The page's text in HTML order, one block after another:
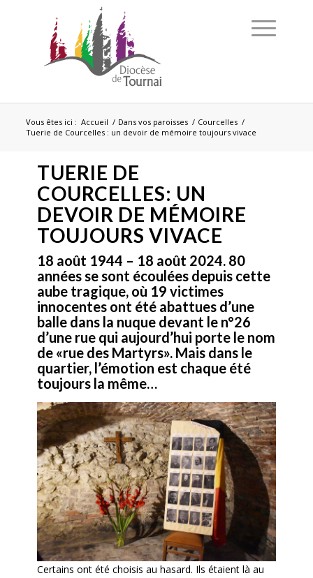
Vous êtes ici : Accueil / Dans vos paroisses / Courcelles /
Tuerie de Courcelles : un devoir de mémoire toujours vivace
TUERIE DE
COURCELLES: UN
DEVOIR DE MÉMOIRE
TOUJOURS VIVACE
18 août 1944 – 18 août 2024. 80
années se sont écoulées depuis cette
aube tragique, où 19 victimes
innocentes ont été abattues d’une
balle dans la nuque devant le n°26
d’une rue qui aujourd’hui porte le nom
de «rue des Martyrs». Mais dans le
quartier, l’émotion est chaque été
toujours la même…
Certains ont été choisis au hasard. Ils étaient là au